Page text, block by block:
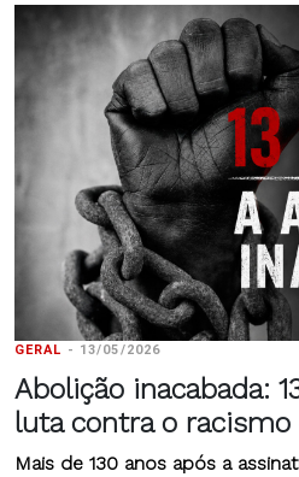
GERAL - 13/05/2026
Abolição inacabada:
luta contra o racismo
Mais de 130 anos após a